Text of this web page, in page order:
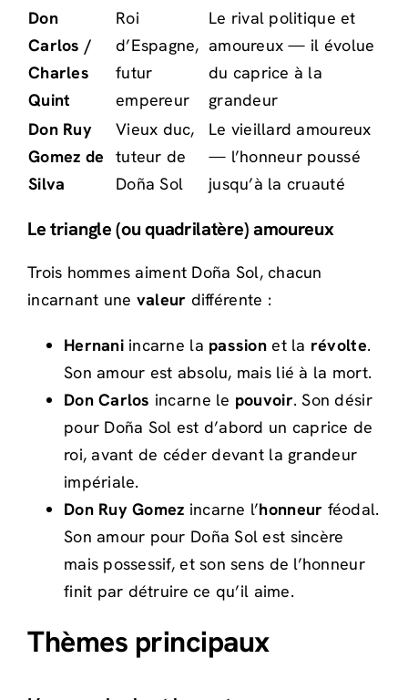
Don
Carlos /
Charles
Quint
Roi
d’Espagne,
futur
empereur
Le rival politique et
amoureux — il évolue
du caprice à la
grandeur
Don Ruy
Gomez de
Silva
Vieux duc,
tuteur de
Doña Sol
Le vieillard amoureux
— l’honneur poussé
jusqu’à la cruauté
Le triangle (ou quadrilatère) amoureux
Trois hommes aiment Doña Sol, chacun
incarnant une valeur différente :
Hernaniincarne la passion et la révolte.
Son amour est absolu, mais lié à la mort.
Don Carlos incarne le pouvoir. Son désir
pour Doña Sol est d’abord un caprice de
roi, avant de céder devant la grandeur
impériale.
Don Ruy Gomez incarne l’honneur féodal.
Son amour pour Doña Sol est sincère
mais possessif, et son sens de l’honneur
finit par détruire ce qu’il aime.
Thèmes principaux